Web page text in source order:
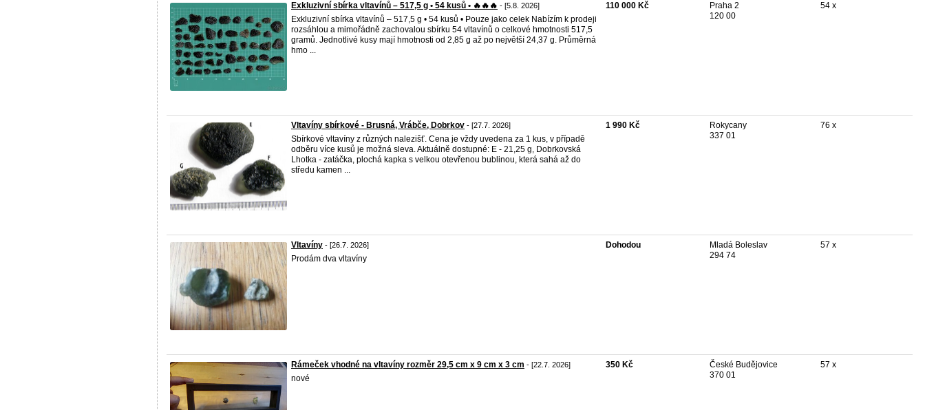
Exkluzivní sbírka vltavínů – 517,5 g • 54 kusů • 🔥🔥🔥 - [5.8. 2026]
Exkluzivní sbírka vltavínů – 517,5 g • 54 kusů • Pouze jako celek Nabízím k prodeji
rozsáhlou a mimořádně zachovalou sbírku 54 vltavínů o celkové hmotnosti 517,5
gramů. Jednotlivé kusy mají hmotnosti od 2,85 g až po největší 24,37 g. Průměrná
hmo ...
110 000 Kč
Praha 2
120 00
54 x
Vltavíny sbírkové - Brusná, Vrábče, Dobrkov - [27.7. 2026]
Sbírkové vltavíny z různých nalezišť. Cena je vždy uvedena za 1 kus, v případě
odběru více kusů je možná sleva. Aktuálně dostupné: E - 21,25 g, Dobrkovská
Lhotka - zatáčka, plochá kapka s velkou otevřenou bublinou, která sahá až do
středu kamen ...
1 990 Kč
Rokycany
337 01
76 x
Vltavíny - [26.7. 2026]
Prodám dva vltavíny
Dohodou
Mladá Boleslav
294 74
57 x
Rámeček vhodné na vltavíny rozměr 29,5 cm x 9 cm x 3 cm - [22.7. 2026]
nové
350 Kč
České Budějovice
370 01
57 x